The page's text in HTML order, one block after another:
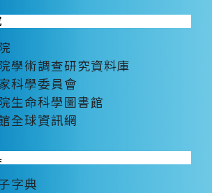
學術調查研究資料庫
科學委員會
生命科學圖書館
全球資訊網
字典